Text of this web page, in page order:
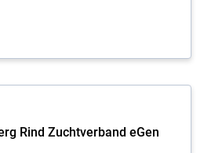
Rind Zuchtverband eGen